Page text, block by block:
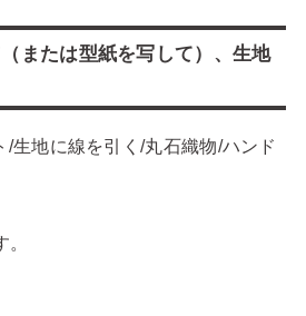
または型紙を写して）、生地